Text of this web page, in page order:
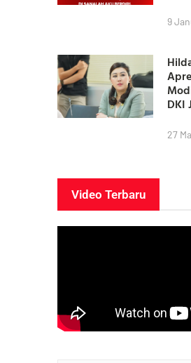
9
DKI
27
Video Terbaru